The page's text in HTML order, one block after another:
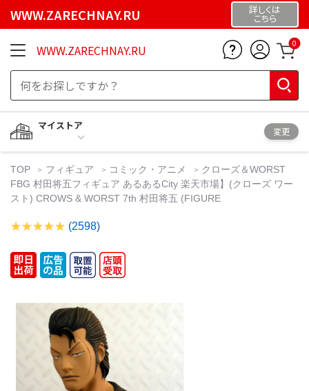
WWW.ZARECHNAY.RU 詳しくは
こちら
WWW.ZARECHNAY.RU 0
マイストア
変更
TOP フィギュア コミック・アニメ
クローズ＆WORST
FBG 村田将五フィギュア あるあるCity 楽天市場】(クローズ ワー
スト) CROWS & WORST 7th 村田将五 (FIGURE
(2598)